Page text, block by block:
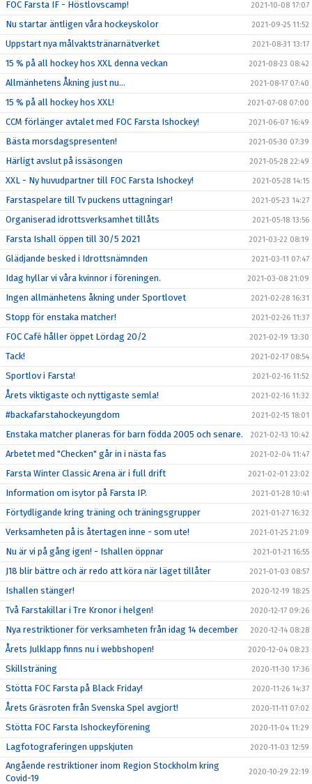
FOC Farsta IF - Höstlovscamp! 2021-10-08 17:07
Nu startar äntligen våra hockeyskolor 2021-09-25 11:52
Uppstart nya målvaktstränarnätverket 2021-08-31 13:17
15 % på all hockey hos XXL denna veckan 2021-08-23 08:42
Allmänhetens Åkning just nu... 2021-08-17 07:40
15 % på all hockey hos XXL! 2021-07-08 07:00
CCM förlänger avtalet med FOC Farsta Ishockey! 2021-06-07 16:49
Bästa morsdagspresenten! 2021-05-30 07:39
Härligt avslut på issäsongen 2021-05-28 22:49
XXL - Ny huvudpartner till FOC Farsta Ishockey! 2021-05-28 14:15
Farstaspelare till Tv puckens uttagningar! 2021-05-23 14:27
Organiserad idrottsverksamhet tillåts 2021-05-18 13:56
Farsta Ishall öppen till 30/5 2021 2021-03-22 08:19
Glädjande besked i Idrottsnämnden 2021-03-11 07:47
Idag hyllar vi våra kvinnor i föreningen. 2021-03-08 21:09
Ingen allmänhetens åkning under Sportlovet 2021-02-28 16:31
Stopp för enstaka matcher! 2021-02-26 11:37
FOC Café håller öppet Lördag 20/2 2021-02-19 13:30
Tack! 2021-02-17 08:54
Sportlov i Farsta! 2021-02-16 11:52
Årets viktigaste och nyttigaste semla! 2021-02-16 11:32
#backafarstahockeyungdom 2021-02-15 18:01
Enstaka matcher planeras för barn födda 2005 och senare. 2021-02-13 10:42
Arbetet med "Checken" går in i nästa fas 2021-02-04 11:47
Farsta Winter Classic Arena är i full drift 2021-02-01 23:02
Information om isytor på Farsta IP. 2021-01-28 10:41
Förtydligande kring träning och träningsgrupper 2021-01-27 16:32
Verksamheten på is återtagen inne - som ute! 2021-01-25 21:09
Nu är vi på gång igen! - Ishallen öppnar 2021-01-21 16:55
J18 blir bättre och är redo att köra när läget tillåter 2021-01-03 08:57
Ishallen stänger! 2020-12-19 18:25
Två Farstakillar i Tre Kronor i helgen! 2020-12-17 09:26
Nya restriktioner för verksamheten från idag 14 december 2020-12-14 08:28
Årets Julklapp finns nu i webbshopen! 2020-12-04 08:23
Skillsträning 2020-11-30 17:36
Stötta FOC Farsta på Black Friday! 2020-11-26 14:37
Årets Gräsroten från Svenska Spel avgjort! 2020-11-11 07:02
Stötta FOC Farsta Ishockeyförening 2020-11-04 11:29
Lagfotograferingen uppskjuten 2020-11-03 12:59
Angående restriktioner inom Region Stockholm kring
Covid-19
2020-10-29 22:19